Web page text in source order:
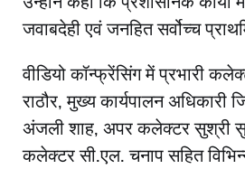
जवाबदेही एवं जनहित सर्वोच्च
वीडियो कॉन्फ्रेंसिंग में प्रभारी
राठौर, मुख्य कार्यपालन अधिकारी
अंजली शाह, अपर कलेक्टर सुश्री
कलेक्टर सी.एल. चनाप सहित